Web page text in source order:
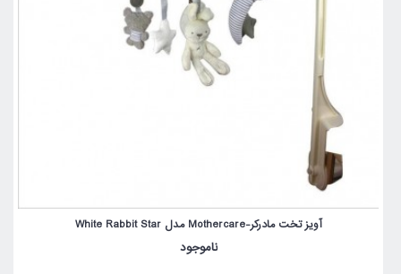
آویز تخت مادرکر-Mothercare مدل White Rabbit Star
ناموجود